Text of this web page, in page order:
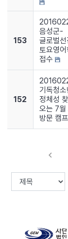
153
음성군-
글로벌
토요영어
접수
152
기독청소
정체성
오는 7월
방문 캠프
keyboard_arrow_left이전
검색